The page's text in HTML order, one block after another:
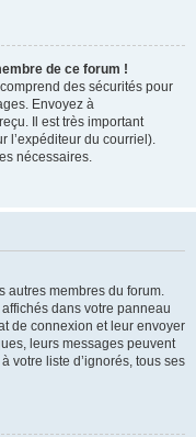
de ce forum !
des sécurités pour
Envoyez à
Il est très important
l’expéditeur du courriel).
nécessaires.
autres membres du forum.
dans votre panneau
de connexion et leur envoyer
leurs messages peuvent
votre liste d’ignorés, tous ses